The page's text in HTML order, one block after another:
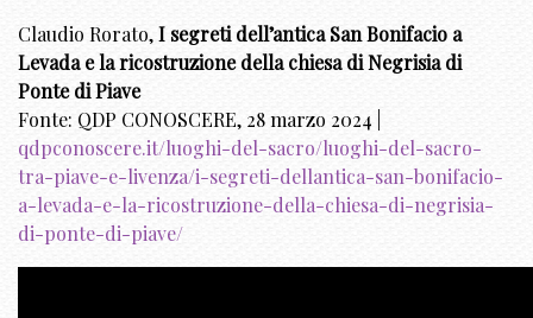
Claudio Rorato,I segreti dell’antica San Bonifacio a
Levada e la ricostruzione della chiesa di Negrisia di
Ponte di Piave
Fonte: QDP CONOSCERE, 28 marzo 2024 |
qdpconoscere.it/luoghi-del-sacro/luoghi-del-sacro-
tra-piave-e-livenza/i-segreti-dellantica-san-bonifacio-
a-levada-e-la-ricostruzione-della-chiesa-di-negrisia-
di-ponte-di-piave/